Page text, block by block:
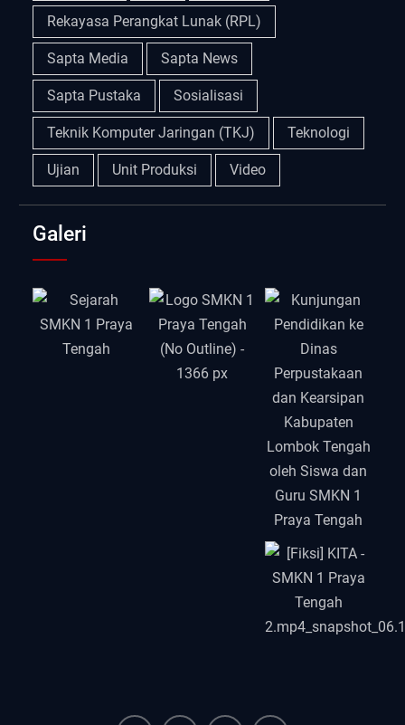
Rekayasa Perangkat Lunak (RPL)
Sapta Media Sapta News
Sapta Pustaka Sosialisasi
Teknik Komputer Jaringan (TKJ) Teknologi
Ujian Unit Produksi Video
Galeri